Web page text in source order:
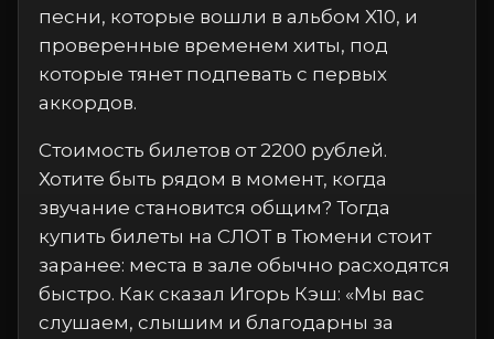
песни, которые вошли в альбом X10, и
проверенные временем хиты, под
которые тянет подпевать с первых
аккордов.
Стоимость билетов от 2200 рублей.
Хотите быть рядом в момент, когда
звучание становится общим? Тогда
купить билеты на СЛОТ в Тюмени стоит
заранее: места в зале обычно расходятся
быстро. Как сказал Игорь Кэш: «Мы вас
слушаем, слышим и благодарны за